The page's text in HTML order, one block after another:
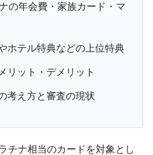
の年会費・家族カード・マ
ホテル特典などの上位特典
リット・デメリット
考え方と審査の現状
チナ相当のカードを対象とし